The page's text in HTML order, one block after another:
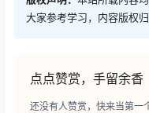
大家参考学习，内容版权
点点赞赏，手留余香
还没有人赞赏，快来当第一